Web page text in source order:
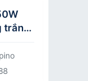
trắng,